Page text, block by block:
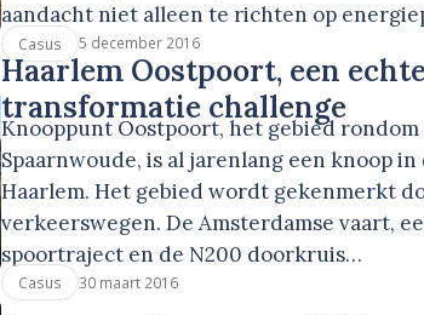
aandacht niet alleen te richten op
Casus 5 december 2016
Haarlem Oostpoort, een echte
transformatie challenge
Knooppunt Oostpoort, het gebied rondom
Spaarnwoude, is al jarenlang een knoop in
Haarlem. Het gebied wordt gekenmerkt
verkeerswegen. De Amsterdamse vaart,
spoortraject en de N200 doorkruis…
Casus 30 maart 2016